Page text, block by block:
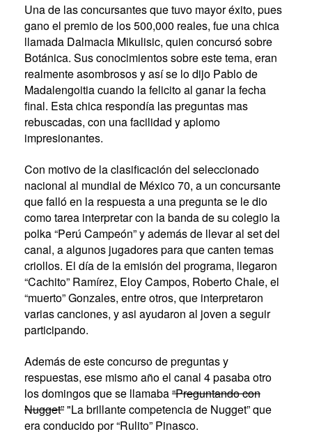
Una de las concursantes que tuvo mayor éxito, pues
gano el premio de los 500,000 reales, fue una chica
llamada Dalmacia Mikulisic, quien concursó sobre
Botánica. Sus conocimientos sobre este tema, eran
realmente asombrosos y así se lo dijo Pablo de
Madalengoitia cuando la felicito al ganar la fecha
final. Esta chica respondía las preguntas mas
rebuscadas, con una facilidad y aplomo
impresionantes.
Con motivo de la clasificación del seleccionado
nacional al mundial de México 70, a un concursante
que falló en la respuesta a una pregunta se le dio
como tarea interpretar con la banda de su colegio la
polka “Perú Campeón” y además de llevar al set del
canal, a algunos jugadores para que canten temas
criollos. El día de la emisión del programa, llegaron
“Cachito” Ramírez, Eloy Campos, Roberto Chale, el
“muerto” Gonzales, entre otros, que interpretaron
varias canciones, y asi ayudaron al joven a seguir
participando.
Además de este concurso de preguntas y
respuestas, ese mismo año el canal 4 pasaba otro
los domingos que se llamaba“Preguntando con
Nugget”"La brillante competencia de Nugget” que
era conducido por “Rulito” Pinasco.